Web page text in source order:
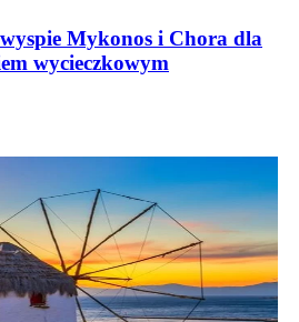
Mykonos i Chora dla
wycieczkowym